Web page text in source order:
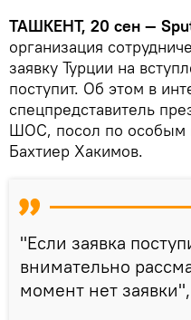
ТАШКЕНТ, 20 сен —
организация
заявку Турции на
поступит. Об этом в
спецпредставитель
ШОС, посол по
Бахтиер Хакимов.
"Если заявка
внимательно
момент нет